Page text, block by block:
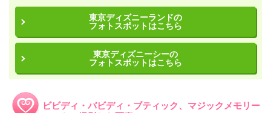
東京ディズニーランドの
フォトスポットはこちら
東京ディズニーシーの
フォトスポットはこちら
ビビディ・バビディ・ブティック、マジックメモリー